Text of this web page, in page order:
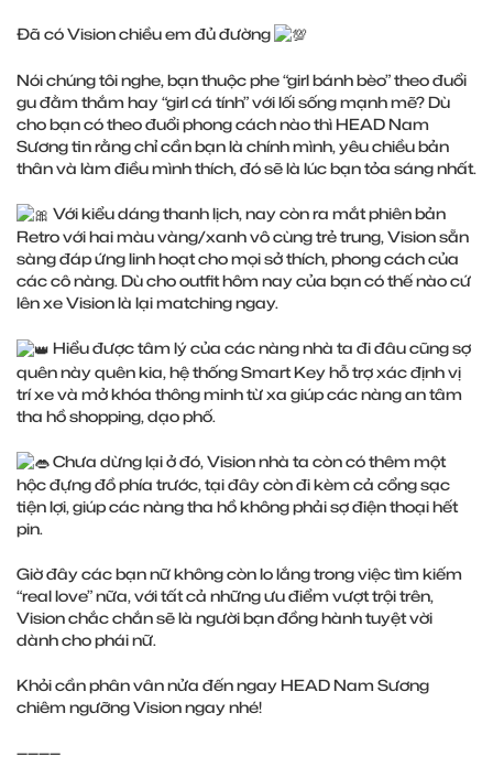
Đã có Vision chiều em đủ đường
Nói chúng tôi nghe, bạn thuộc phe “girl bánh bèo” theo đuổi
gu đằm thắm hay “girl cá tính” với lối sống mạnh mẽ? Dù
cho bạn có theo đuổi phong cách nào thì HEAD Nam
Sương tin rằng chỉ cần bạn là chính mình, yêu chiều bản
thân và làm điều mình thích, đó sẽ là lúc bạn tỏa sáng nhất.
Với kiểu dáng thanh lịch, nay còn ra mắt phiên bản
Retro với hai màu vàng/xanh vô cùng trẻ trung, Vision sẵn
sàng đáp ứng linh hoạt cho mọi sở thích, phong cách của
các cô nàng. Dù cho outfit hôm nay của bạn có thế nào cứ
lên xe Vision là lại matching ngay.
Hiểu được tâm lý của các nàng nhà ta đi đâu cũng sợ
quên này quên kia, hệ thống Smart Key hỗ trợ xác định vị
trí xe và mở khóa thông minh từ xa giúp các nàng an tâm
tha hồ shopping, dạo phố.
Chưa dừng lại ở đó, Vision nhà ta còn có thêm một
hộc đựng đồ phía trước, tại đây còn đi kèm cả cổng sạc
tiện lợi, giúp các nàng tha hồ không phải sợ điện thoại hết
pin.
Giờ đây các bạn nữ không còn lo lắng trong việc tìm kiếm
“real love” nữa, với tất cả những ưu điểm vượt trội trên,
Vision chắc chắn sẽ là người bạn đồng hành tuyệt vời
dành cho phái nữ.
Khỏi cần phân vân nửa đến ngay HEAD Nam Sương
chiêm ngưỡng Vision ngay nhé!
————